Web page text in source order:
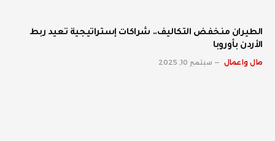
الطيران منخفض التكاليف.. شراكات إستراتيجية تعيد ربط
الأردن بأوروبا
مال واعمال سبتمبر 10, 2025